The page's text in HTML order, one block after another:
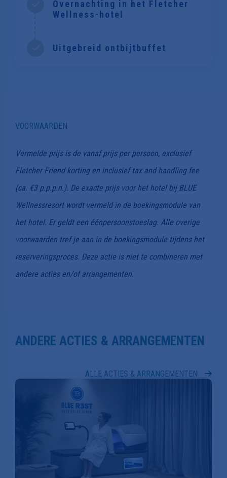
Overnachting in het Fletcher
Wellness-hotel
Uitgebreid ontbijtbuffet
VOORWAARDEN
Vermelde prijs is de vanaf prijs per persoon, exclusief
Fletcher Friend korting en inclusief tax and handling fee
(ca. €3 p.p.p.n.). De exacte prijs voor het hotel bij BLUE
Wellnessresort wordt vermeld in de boekingsmodule van
het hotel. Er geldt een éénpersoonstoeslag. Alle overige
voorwaarden tref je aan in de boekingsmodule tijdens het
reserveringsproces. Deze actie is niet te combineren met
andere acties en/of arrangementen.
ANDERE ACTIES & ARRANGEMENTEN
ALLE ACTIES & ARRANGEMENTEN